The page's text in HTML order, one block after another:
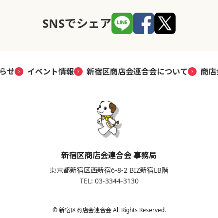
SNSでシェア
せ イベント情報 新宿区商店会連合会について 商
新宿区商店会連合会 事務局
東京都新宿区西新宿6-8-2 BIZ新宿LB階
TEL: 03-3344-3130
© 新宿区商店会連合会 All Rights Reserved.